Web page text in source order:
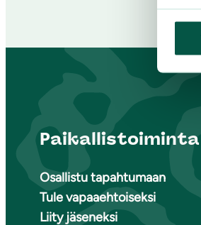
Paikallistoiminta
Osallistu tapahtumaan
Tule vapaaehtoiseksi
Liity jäseneksi